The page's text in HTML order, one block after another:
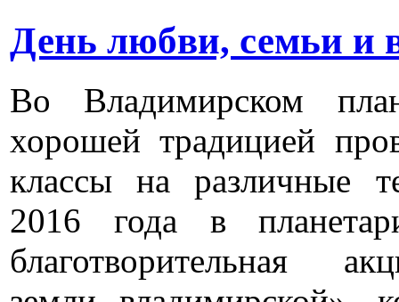
День любви, семьи и
Во Владимирском
хорошей традицией
классы на различные
2016 года в
благотворительная